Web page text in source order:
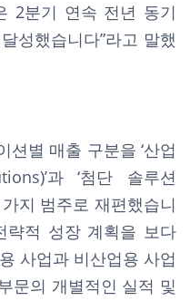
2분기 연속 전년 동기
성했습니다”라고 말했
션별 매출 구분을 ‘산업
과 ‘첨단 솔루션
지 범주로 재편했습니
략적 성장 계획을 보다
사업과 비산업용 사업
문의 개별적인 실적 및